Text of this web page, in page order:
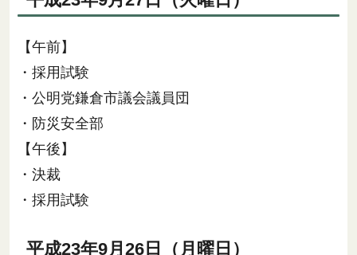
【午前】
・採用試験
・公明党鎌倉市議会議員団
・防災安全部
【午後】
・決裁
・採用試験
平成23年9月26日（月曜日）